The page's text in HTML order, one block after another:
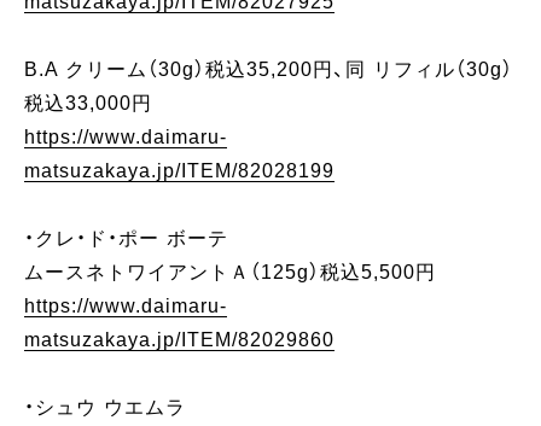
B.A クリーム（30g）税込35,200円、同 リフィル（30g）
税込33,000円
https://www.daimaru-
matsuzakaya.jp/ITEM/82028199
・クレ・ド・ポー ボーテ
ムースネトワイアントＡ（125g）税込5,500円
https://www.daimaru-
matsuzakaya.jp/ITEM/82029860
・シュウ ウエムラ